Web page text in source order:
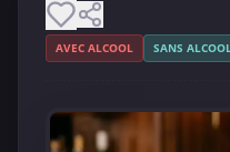
AVEC ALCOOL SANS